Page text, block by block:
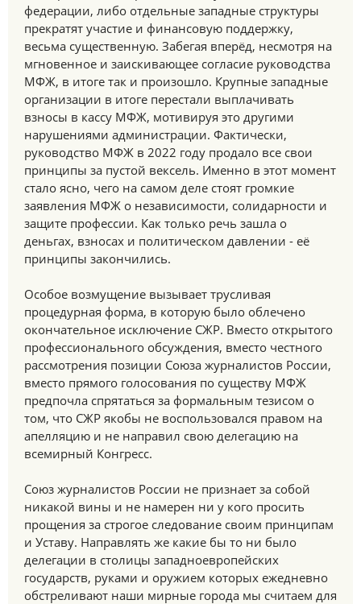
федерации, либо отдельные западные структуры
прекратят участие и финансовую поддержку,
весьма существенную. Забегая вперёд, несмотря на
мгновенное и заискивающее согласие руководства
МФЖ, в итоге так и произошло. Крупные западные
организации в итоге перестали выплачивать
взносы в кассу МФЖ, мотивируя это другими
нарушениями администрации. Фактически,
руководство МФЖ в 2022 году продало все свои
принципы за пустой вексель. Именно в этот момент
стало ясно, чего на самом деле стоят громкие
заявления МФЖ о независимости, солидарности и
защите профессии. Как только речь зашла о
деньгах, взносах и политическом давлении - её
принципы закончились.
Особое возмущение вызывает трусливая
процедурная форма, в которую было облечено
окончательное исключение СЖР. Вместо открытого
профессионального обсуждения, вместо честного
рассмотрения позиции Союза журналистов России,
вместо прямого голосования по существу МФЖ
предпочла спрятаться за формальным тезисом о
том, что СЖР якобы не воспользовался правом на
апелляцию и не направил свою делегацию на
всемирный Конгресс.
Союз журналистов России не признает за собой
никакой вины и не намерен ни у кого просить
прощения за строгое следование своим принципам
и Уставу. Направлять же какие бы то ни было
делегации в столицы западноевропейских
государств, руками и оружием которых ежедневно
обстреливают наши мирные города мы считаем для